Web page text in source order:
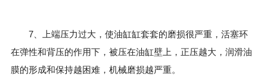
7、上端压力过大，使油缸缸套套的磨损很严重，活塞环
在弹性和背压的作用下，被压在油缸壁上，正压越大，润滑油
膜的形成和保持越困难，机械磨损越严重。